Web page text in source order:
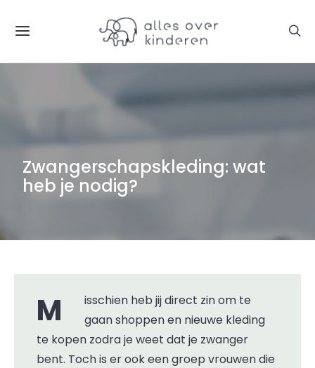
Zwangerschapskleding: wat
heb je nodig?
Misschien heb jij direct zin om te
gaan shoppen en nieuwe kleding
te kopen zodra je weet dat je zwanger
bent. Toch is er ook een groep vrouwen die